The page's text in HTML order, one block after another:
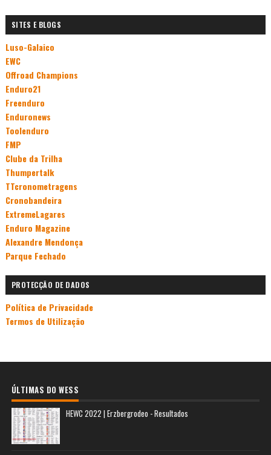
SITES E BLOGS
Luso-Galaico
EWC
Offroad Champions
Enduro21
Freenduro
Enduronews
Toolenduro
FMP
Clube da Trilha
Thumpertalk
TTcronometragens
Cronobandeira
ExtremeLagares
Enduro Magazine
Alexandre Mendonça
Parque Fechado
PROTECÇÃO DE DADOS
Política de Privacidade
Termos de Utilização
ÚLTIMAS DO WESS
HEWC 2022 | Erzbergrodeo - Resultados